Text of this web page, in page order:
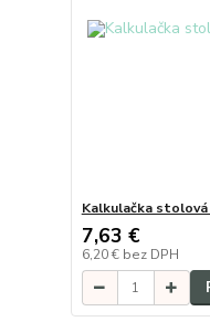
Kalkulačka stolová
7,63 €
6,20 € bez DPH